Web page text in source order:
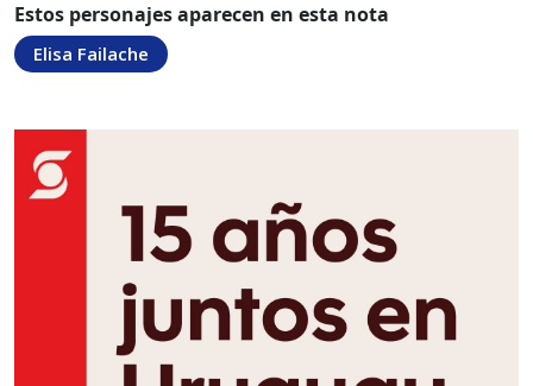
Estos personajes aparecen en esta nota
Elisa Failache